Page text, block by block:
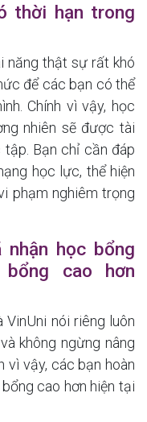
thời hạn trong
năng thật sự rất khó
để các bạn có thể
Chính vì vậy, học
nhiên sẽ được tài
Bạn chỉ cần đáp
học lực, thể hiện
phạm nghiêm trọng
học bổng
cao hơn
nói riêng luôn
không ngừng nâng
vì vậy, các bạn hoàn
cao hơn hiện tại